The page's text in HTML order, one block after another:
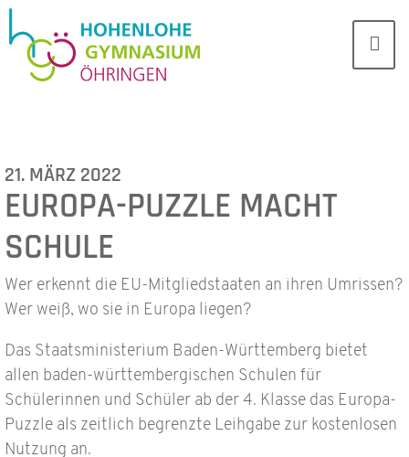
21. MÄRZ 2022
EUROPA-PUZZLE MACHT
SCHULE
Wer erkennt die EU-Mitgliedstaaten an ihren Umrissen?
Wer weiß, wo sie in Europa liegen?
Das Staatsministerium Baden-Württemberg bietet
allen baden-württembergischen Schulen für
Schülerinnen und Schüler ab der 4. Klasse das Europa-
Puzzle als zeitlich begrenzte Leihgabe zur kostenlosen
Nutzung an.